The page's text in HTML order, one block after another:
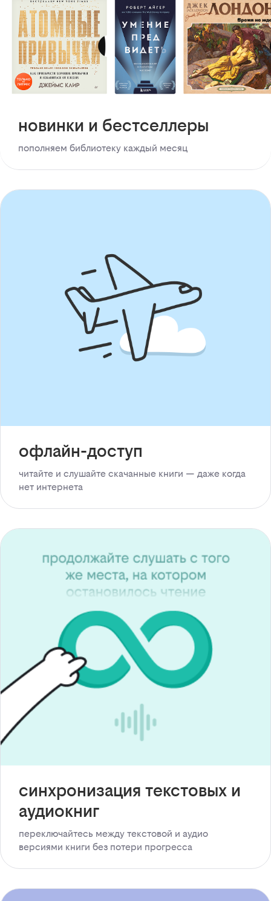
новинки и бестселлеры
пополняем библиотеку каждый месяц
офлайн-доступ
читайте и слушайте скачанные книги — даже когда
нет интернета
синхронизация текстовых и
аудиокниг
переключайтесь между текстовой и аудио
версиями книги без потери прогресса